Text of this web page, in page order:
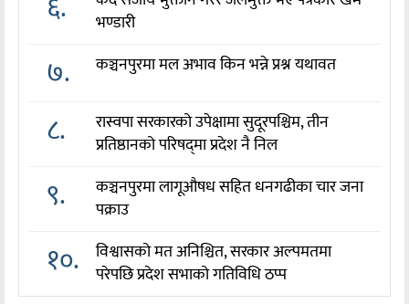
भण्डारी
७. कञ्चनपुरमा मल अभाव किन भन्ने प्रश्न यथावत
८.
रास्वपा सरकारको उपेक्षामा सुदूरपश्चिम, तीन
प्रतिष्ठानको परिषद्‌मा प्रदेश नै निल
९.
कञ्चनपुरमा लागूऔषध सहित धनगढीका चार जना
पक्राउ
१०.
विश्वासको मत अनिश्चित, सरकार अल्पमतमा
परेपछि प्रदेश सभाको गतिविधि ठप्प